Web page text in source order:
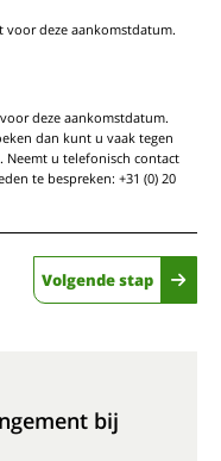
voor deze aankomstdatum.
deze aankomstdatum.
dan kunt u vaak tegen
Neemt u telefonisch contact
te bespreken: +31 (0) 20
Volgende stap
bij